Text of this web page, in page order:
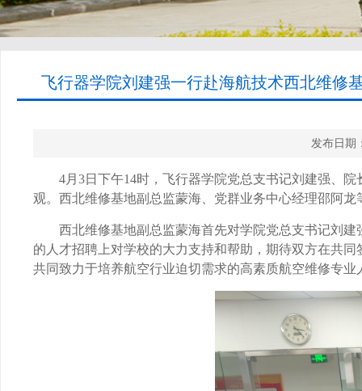
飞行器学院刘建强一行赴海航技术西北维修
发布日
4月 3日下午14时，飞行器学院党总支书记刘建强、
观。西北维修基地副总监蒙海、党群业务中心经理邵阿
西北维修基地副总监蒙海首先对学院党总支书记刘
的人才招聘上对学校的大力支持和帮助，期待双方在共同
共同致力于培养航空行业迫切需求的高素质航空维修专业